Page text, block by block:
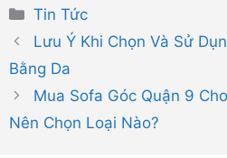
Danh
mục
Tin Tức
Lưu Ý Khi Chọn Và Sử
Bằng Da
Mua Sofa Góc Quận 9
Nên Chọn Loại Nào?